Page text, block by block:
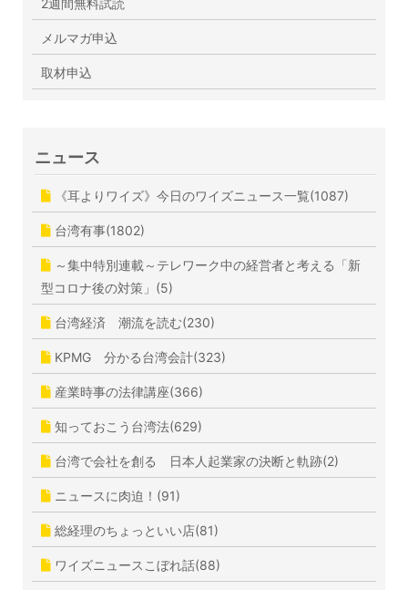
2週間無料試読
メルマガ申込
取材申込
ニュース
《耳よりワイズ》今日のワイズニュース一覧(1087)
台湾有事(1802)
～集中特別連載～テレワーク中の経営者と考える「新
型コロナ後の対策」(5)
台湾経済 潮流を読む(230)
KPMG 分かる台湾会計(323)
産業時事の法律講座(366)
知っておこう台湾法(629)
台湾で会社を創る 日本人起業家の決断と軌跡(2)
ニュースに肉迫！(91)
総経理のちょっといい店(81)
ワイズニュースこぼれ話(88)